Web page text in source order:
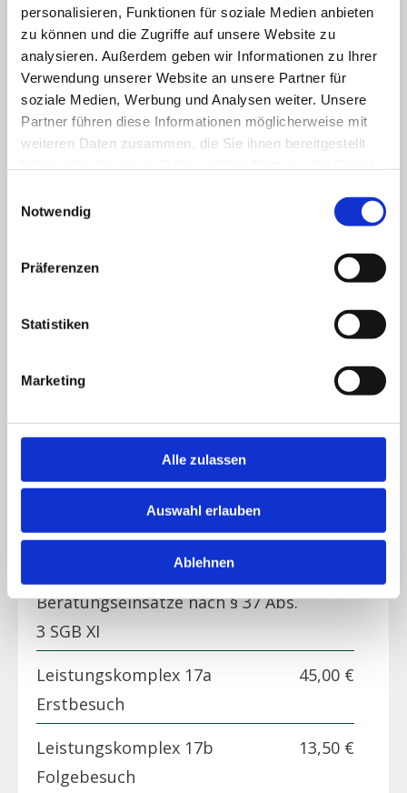
personalisieren, Funktionen für soziale Medien anbieten
zu können und die Zugriffe auf unsere Website zu
analysieren. Außerdem geben wir Informationen zu Ihrer
Verwendung unserer Website an unsere Partner für
soziale Medien, Werbung und Analysen weiter. Unsere
Partner führen diese Informationen möglicherweise mit
weiteren Daten zusammen, die Sie ihnen bereitgestellt
Notwendig
Präferenzen
Statistiken
Marketing
Alle zulassen
Auswahl erlauben
Ablehnen
Auskleiden
Leistungskomplex 13.2
Kleine Hilfen Nr.2 Mundpflege
7,98 €
Leistungskomplex 13.3
Kleine Hilfen Nr.3
schneiden
7,98 €
7,98 €
Leistungskomplex 13.5
7,98 €
Körperpflege mit An- und
22,45 €
Leistungskomplex 15
Hilfen bei der Haushaltsführung
Leistungskomplex 16
Beratungseinsätze nach § 37 Abs.
3 SGB XI
Leistungskomplex 17a
Erstbesuch
45,00 €
Leistungskomplex 17b
Folgebesuch
13,50 €